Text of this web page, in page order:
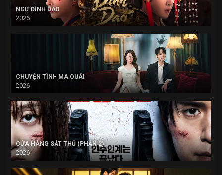
NGỰ ĐÌNH DAO
2026
CHUYỆN TÌNH MA QUÁI
2026
CỬA HÀNG SÁT THỦ (PHẦN 2)
2026